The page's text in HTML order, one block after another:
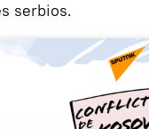
serbios.